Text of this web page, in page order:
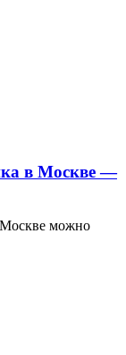
в Москве —
Москве можно